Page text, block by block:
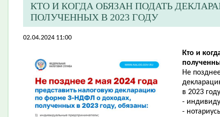
​КТО И КОГДА ОБЯЗАН ПОДАТЬ
ПОЛУЧЕННЫХ В 2023 ГОДУ
02.04.2024 11:00
Кто и
Не
в 2023
-
-